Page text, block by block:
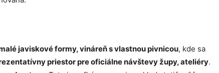
javiskové formy, vináreň s vlastnou pivnicou, kde sa
priestor pre oficiálne návštevy župy, ateliéry.